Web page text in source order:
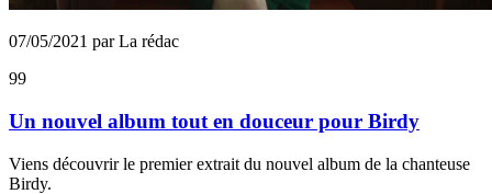
07/05/2021 par La rédac
99
Un nouvel album tout en douceur pour Birdy
Viens découvrir le premier extrait du nouvel album de la chanteuse
Birdy.